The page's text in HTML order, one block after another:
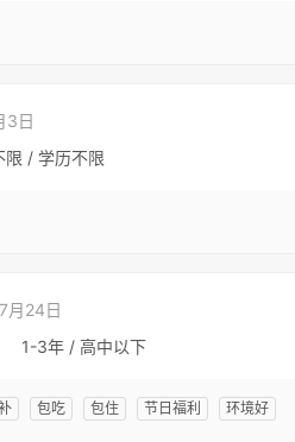
3日
限 / 学历不限
7月24日
1-3年 / 高中以下
包吃 包住 节日福利 环境好